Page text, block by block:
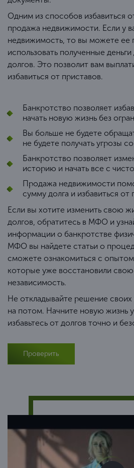
Одним из способов избавиться
продажа недвижимости. Если у
недвижимость, то вы можете ее
использовать полученные
долгов. Это позволит вам
избавиться от приставов.
Банкротство позволяет
начать новую жизнь без
Вы больше не будете
не будете получать угрозы
Банкротство позволяет
историю и начать все с
Продажа недвижимости
сумму долга и избавиться от
Если вы хотите изменить свою
долгов, обратитесь в МФО и
информации о банкротстве
МФО вы найдете статьи о
сможете ознакомиться с
которые уже восстановили
независимость.
Не откладывайте решение
на потом. Начните новую жизнь
избавьтесь от долгов точно и
Проверить